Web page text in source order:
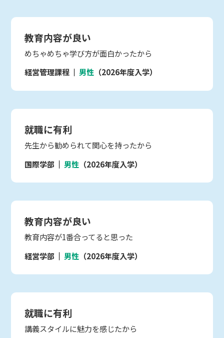
教育内容が良い
めちゃめちゃ学び方が面白かったから
経営管理課程
男性 （2026年度入学）
就職に有利
先生から勧められて関心を持ったから
国際学部
男性 （2026年度入学）
教育内容が良い
教育内容が1番合ってると思った
経営学部
男性 （2026年度入学）
就職に有利
講義スタイルに魅力を感じたから